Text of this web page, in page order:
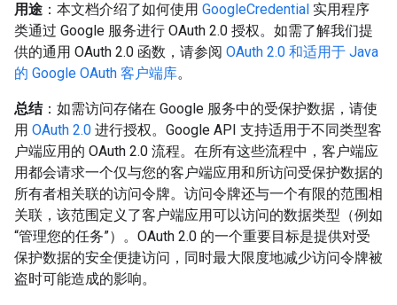
用途 ：本文档介绍了如何使用 GoogleCredential 实用程序
类通过 Google 服务进行 OAuth 2.0 授权。如需了解我们提
供的通用 OAuth 2.0 函数，请参阅 OAuth 2.0 和适用于 Java
的 Google OAuth 客户端库。
总结：如需访问存储在 Google 服务中的受保护数据，请使
用 OAuth 2.0 进行授权。Google API 支持适用于不同类型客
户端应用的 OAuth 2.0 流程。在所有这些流程中，客户端应
用都会请求一个仅与您的客户端应用和所访问受保护数据的
所有者相关联的访问令牌。访问令牌还与一个有限的范围相
关联，该范围定义了客户端应用可以访问的数据类型（例如
“管理您的任务”）。OAuth 2.0 的一个重要目标是提供对受
保护数据的安全便捷访问，同时最大限度地减少访问令牌被
盗时可能造成的影响。